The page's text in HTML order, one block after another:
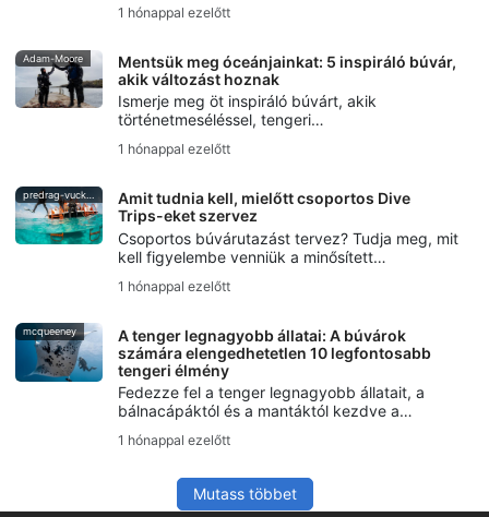
azt, hogy az SSI Extended Range képzés
1 hónappal ezelőtt
Adam-Moore
Mentsük meg óceánjainkat: 5 inspiráló búvár,
akik változást hoznak
Ismerje meg öt inspiráló búvárt, akik
történetmeséléssel, tengeri
természetvédelemmel, freediving-gel, az
óceánok védelmével és az SSI Blue Oceans
óceánok megmentésén.
1 hónappal ezelőtt
predrag-vuckovic
Amit tudnia kell, mielőtt csoportos Dive
Trips-eket szervez
Csoportos búvárutazást tervez? Tudja meg, mit
kell figyelembe venniük a minősített
logisztikától kezdve a biztonsági tervezésig és
1 hónappal ezelőtt
mcqueeney
A tenger legnagyobb állatai: A búvárok
számára elengedhetetlen 10 legfontosabb
tengeri élmény
Fedezze fel a tenger legnagyobb állatait, a
bálnacápáktól és a mantáktól kezdve a
valamint olvassa el a biztonságos és
tippeket.
1 hónappal ezelőtt
Mutass többet